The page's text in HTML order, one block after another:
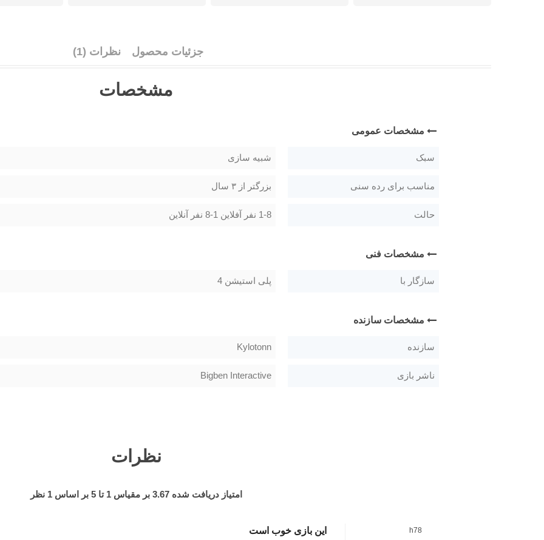
جزئیات محصول نظرات (1)
مشخصات
مشخصات عمومی
سبک شبیه سازی
مناسب برای رده سنی بزرگتر از ۳ سال
حالت 1-8 نفر آفلاین 1-8 نفر آنلاین
مشخصات فنی
سازگار با پلی استیشن 4
مشخصات سازنده
سازنده Kylotonn
ناشر بازی Bigben Interactive
نظرات
امتیاز دریافت شده3.67 بر مقیاس1 تا5 بر اساس1 نظر
h78 این بازی خوب است